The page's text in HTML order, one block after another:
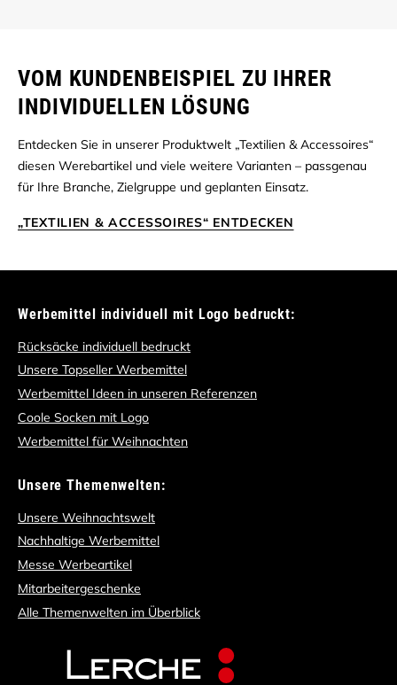
VOM KUNDENBEISPIEL ZU IHRER
INDIVIDUELLEN LÖSUNG
Entdecken Sie in unserer Produktwelt „Textilien & Accessoires“
diesen Werebartikel und viele weitere Varianten – passgenau
für Ihre Branche, Zielgruppe und geplanten Einsatz.
„TEXTILIEN & ACCESSOIRES“ ENTDECKEN
Werbemittel individuell mit Logo bedruckt:
Rücksäcke individuell bedruckt
Unsere Topseller Werbemittel
Werbemittel Ideen in unseren Referenzen
Coole Socken mit Logo
Werbemittel für Weihnachten
Unsere Themenwelten:
Unsere Weihnachtswelt
Nachhaltige Werbemittel
Messe Werbeartikel
Mitarbeitergeschenke
Alle Themenwelten im Überblick